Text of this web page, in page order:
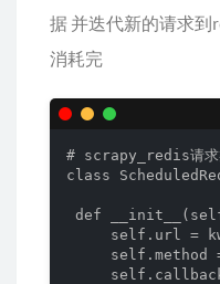
据 并迭代新的请求到
消耗完
# scrapy_redis请求
class
def
self.url =
self.method